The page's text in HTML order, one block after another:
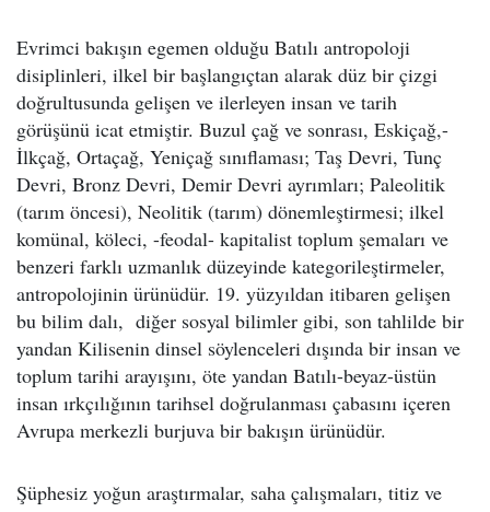
Evrimci bakışın egemen olduğu Batılı antropoloji
disiplinleri, ilkel bir başlangıçtan alarak düz bir çizgi
doğrultusunda gelişen ve ilerleyen insan ve tarih
görüşünü icat etmiştir. Buzul çağ ve sonrası, Eskiçağ,-
İlkçağ, Ortaçağ, Yeniçağ sınıflaması; Taş Devri, Tunç
Devri, Bronz Devri, Demir Devri ayrımları; Paleolitik
(tarım öncesi), Neolitik (tarım) dönemleştirmesi; ilkel
komünal, köleci, -feodal- kapitalist toplum şemaları ve
benzeri farklı uzmanlık düzeyinde kategorileştirmeler,
antropolojinin ürünüdür. 19. yüzyıldan itibaren gelişen
bu bilim dalı, diğer sosyal bilimler gibi, son tahlilde bir
yandan Kilisenin dinsel söylenceleri dışında bir insan ve
toplum tarihi arayışını, öte yandan Batılı-beyaz-üstün
insan ırkçılığının tarihsel doğrulanması çabasını içeren
Avrupa merkezli burjuva bir bakışın ürünüdür.
Şüphesiz yoğun araştırmalar, saha çalışmaları, titiz ve